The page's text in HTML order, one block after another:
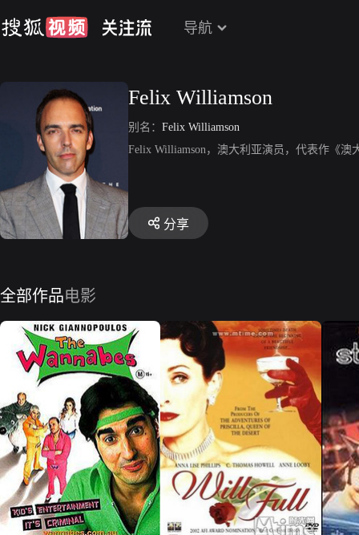
导航
Felix Williamson
别名： Felix Williamson
Felix Williamson，澳大利亚演员，代表作《
分享
全部作品电影